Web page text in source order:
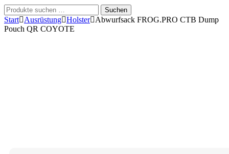
Suchen
nach:
Suchen
Start Ausrüstung Holster
Abwurfsack FROG.PRO CTB Dump
Pouch QR COYOTE